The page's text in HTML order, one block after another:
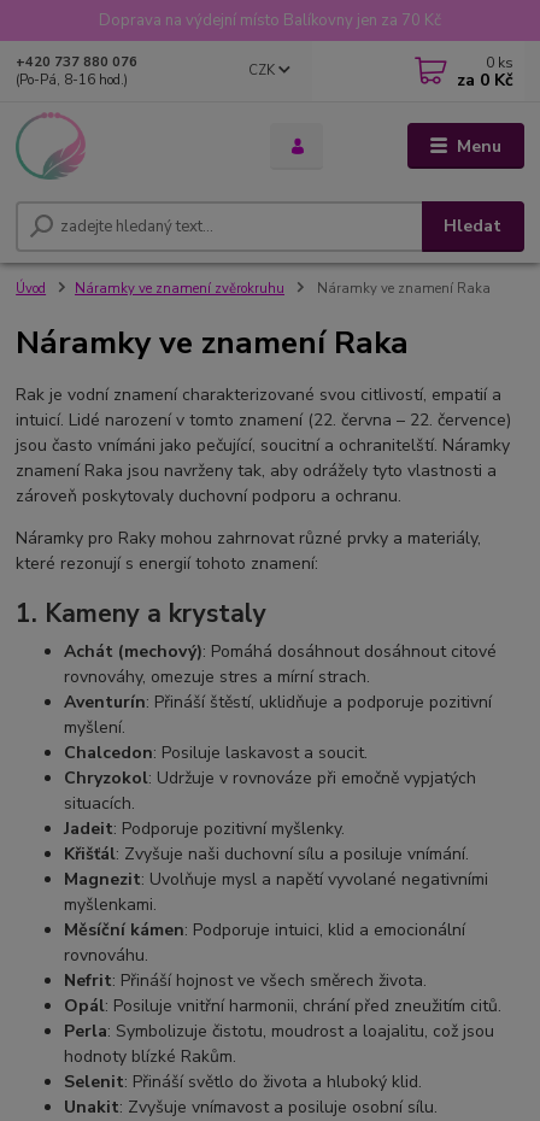
Doprava na výdejní místo Balíkovny jen za 70 Kč
Menu
CZK
Hledat
+420 737 880 076
(Po-Pá, 8-16 hod.)
0 ks
za 0 Kč
Úvod Náramky ve znamení zvěrokruhu Náramky ve znamení Raka
Náramky ve znamení Raka
Rak je vodní znamení charakterizované svou citlivostí, empatií a
intuicí. Lidé narození v tomto znamení (22. června – 22. července)
jsou často vnímáni jako pečující, soucitní a ochranitelští. Náramky
znamení Raka jsou navrženy tak, aby odrážely tyto vlastnosti a
zároveň poskytovaly duchovní podporu a ochranu.
Náramky pro Raky mohou zahrnovat různé prvky a materiály,
které rezonují s energií tohoto znamení:
1. Kameny a krystaly
Achát (mechový): Pomáhá dosáhnout dosáhnout citové
rovnováhy, omezuje stres a mírní strach.
Aventurín: Přináší štěstí, uklidňuje a podporuje pozitivní
myšlení.
Chalcedon: Posiluje laskavost a soucit.
Chryzokol: Udržuje v rovnováze při emočně vypjatých
situacích.
Jadeit: Podporuje pozitivní myšlenky.
Křišťál: Zvyšuje naši duchovní sílu a posiluje vnímání.
Magnezit: Uvolňuje mysl a napětí vyvolané negativními
myšlenkami.
Měsíční kámen: Podporuje intuici, klid a emocionální
rovnováhu.
Nefrit: Přináší hojnost ve všech směrech života.
Opál: Posiluje vnitřní harmonii, chrání před zneužitím citů.
Perla: Symbolizuje čistotu, moudrost a loajalitu, což jsou
hodnoty blízké Rakům.
Selenit: Přináší světlo do života a hluboký klid.
Unakit: Zvyšuje vnímavost a posiluje osobní sílu.